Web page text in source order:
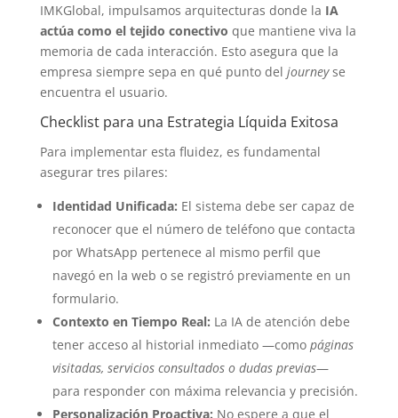
IMKGlobal, impulsamos arquitecturas donde la IA
actúa como el tejido conectivo que mantiene viva la
memoria de cada interacción. Esto asegura que la
empresa siempre sepa en qué punto del journeyse
encuentra el usuario.
Checklist para una Estrategia Líquida Exitosa
Para implementar esta fluidez, es fundamental
asegurar tres pilares:
Identidad Unificada: El sistema debe ser capaz de
reconocer que el número de teléfono que contacta
por WhatsApp pertenece al mismo perfil que
navegó en la web o se registró previamente en un
formulario.
Contexto en Tiempo Real: La IA de atención debe
tener acceso al historial inmediato —como páginas
visitadas, servicios consultados o dudas previas—
para responder con máxima relevancia y precisión.
Personalización Proactiva: No espere a que el